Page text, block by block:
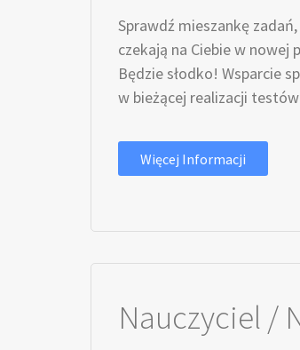
Sprawdź mieszankę
czekają na Ciebie w nowej
Będzie słodko! Wsparcie
w bieżącej realizacji
Więcej Informacji